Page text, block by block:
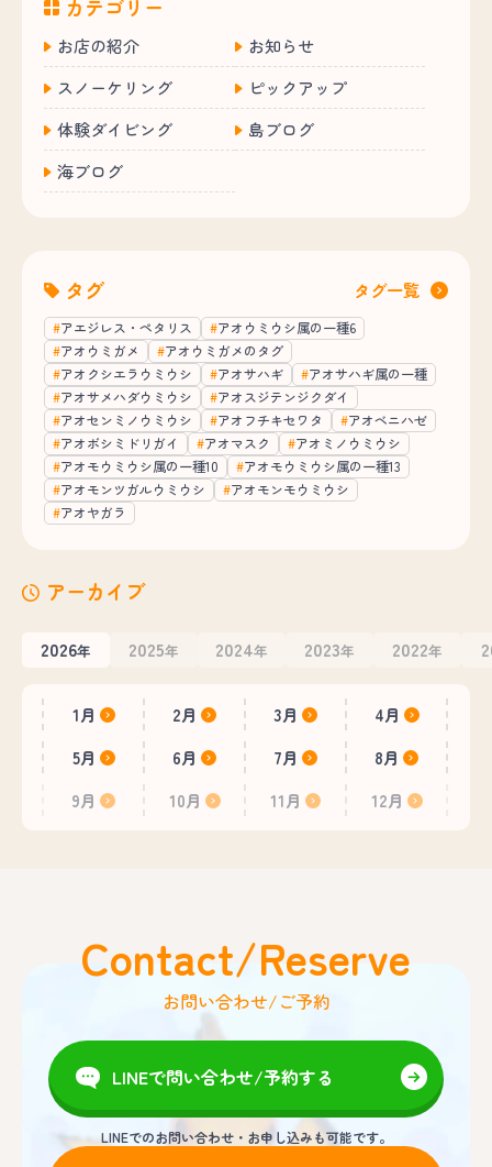
カテゴリー
お店の紹介
お知らせ
スノーケリング
ピックアップ
体験ダイビング
島ブログ
海ブログ
タグ タグ一覧
アエジレス・ペタリス
アオウミウシ属の一種6
アオウミガメ
アオウミガメのタグ
アオクシエラウミウシ
アオサハギ
アオサハギ属の一種
アオサメハダウミウシ
アオスジテンジクダイ
アオセンミノウミウシ
アオフチキセワタ
アオベニハゼ
アオボシミドリガイ
アオマスク
アオミノウミウシ
アオモウミウシ属の一種10
アオモウミウシ属の一種13
アオモンツガルウミウシ
アオモンモウミウシ
アオヤガラ
アーカイブ
2026年 2025年 2024年 2023年 2022年
1月 2月 3月
4月
5月
6月 7月
8月
9月
10月 11月 12月
Contact/Reserve
お問い合わせ/ご予約
LINEで問い合わせ/予約する
LINEでのお問い合わせ・お申し込みも可能です。